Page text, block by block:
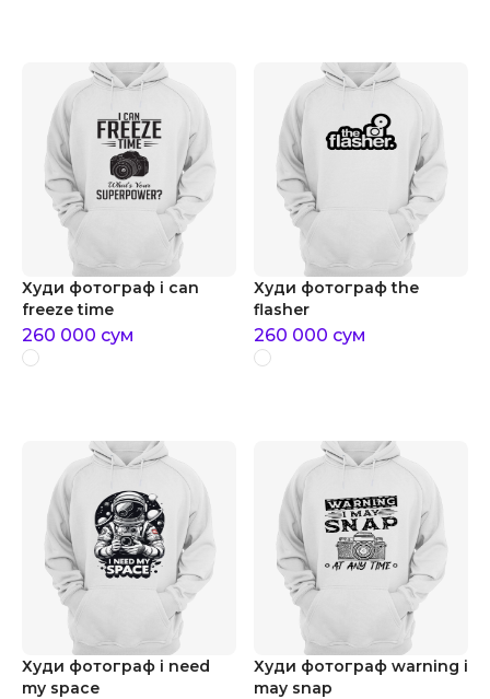
Худи фотограф i can
freeze time
260 000 сум
Худи фотограф the
flasher
260 000 сум
Худи фотограф i need
my space
Худи фотограф warning i
may snap